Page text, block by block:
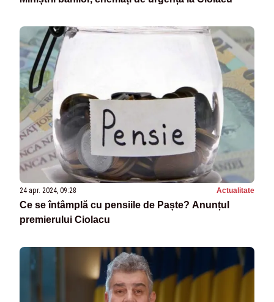
24 apr. 2024, 09:28 Actualitate
Ce se întâmplă cu pensiile de Paște? Anunțul
premierului Ciolacu